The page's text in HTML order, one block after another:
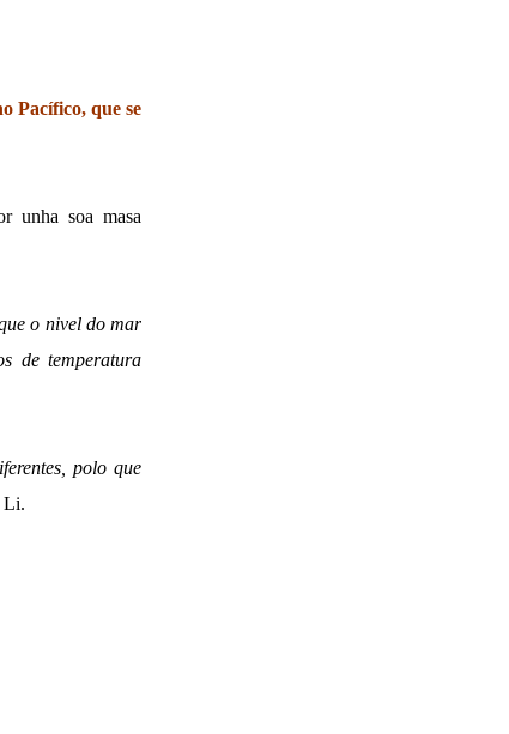
Pacífico, que se
unha soa masa
o nivel do mar
de temperatura
polo que
Li.